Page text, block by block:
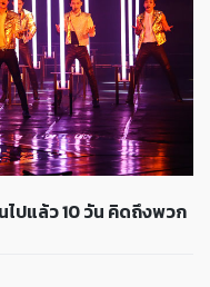
ไปแล้ว 10 วัน คิดถึงพวก